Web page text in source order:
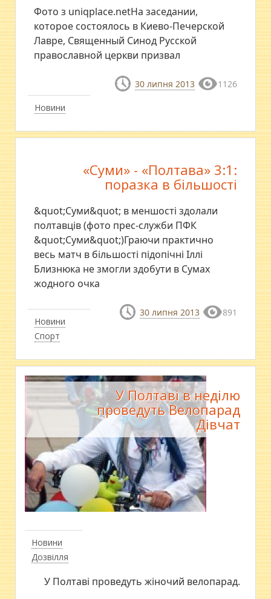
Новини
Фото з uniqplace.netНа заседании,
которое состоялось в Киево-Печерской
Лавре, Священный Синод Русской
православной церкви призвал
30 липня 2013 1126
Новини
Спорт
«Суми» - «Полтава» 3:1:
поразка в більшості
&quot;Суми&quot; в меншості здолали
полтавців (фото прес-служби ПФК
&quot;Суми&quot;)Граючи практично
весь матч в більшості підопічні Іллі
Близнюка не змогли здобути в Сумах
жодного очка
30 липня 2013 891
Новини
Дозвілля
У Полтаві в неділю
проведуть Велопарад
Дівчат
У Полтаві проведуть жіночий велопарад.